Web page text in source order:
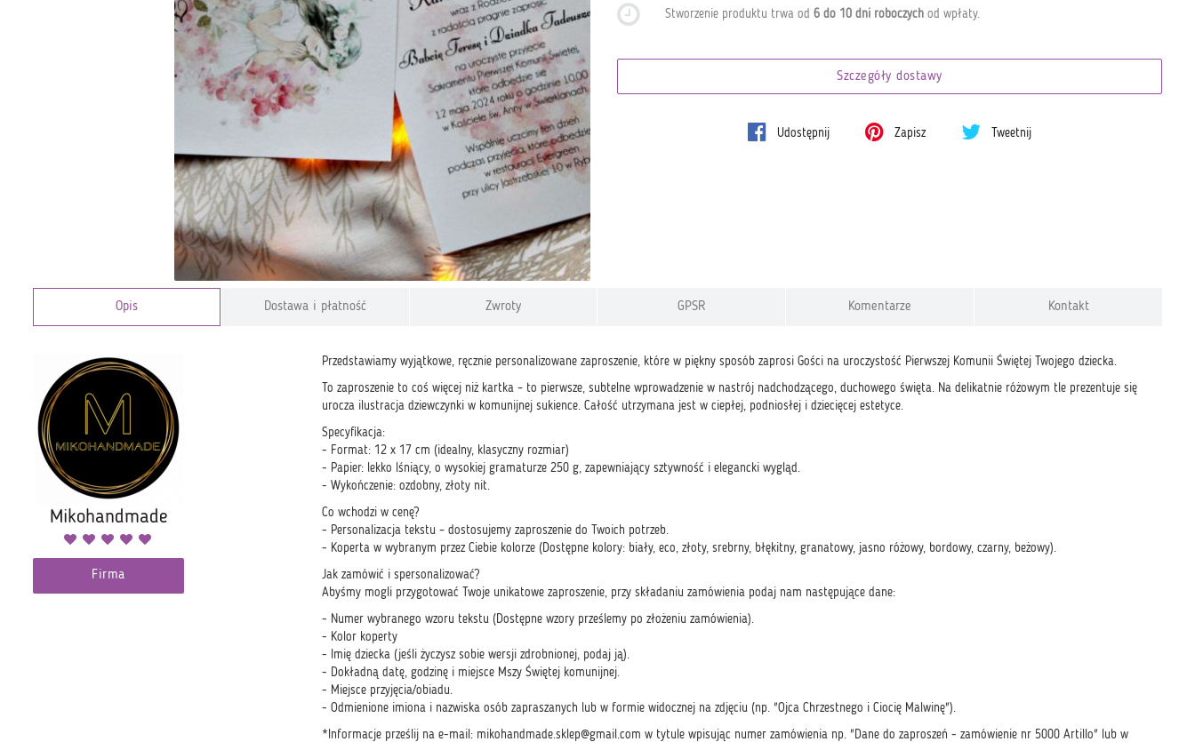
Stworzenie produktu trwa od 6 do 10 dni roboczychod wpłaty.
Szczegóły dostawy
Udostępnij Zapisz Tweetnij
Opis Dostawa i płatność Zwroty GPSR Komentarze Kontakt
Przedstawiamy wyjątkowe, ręcznie personalizowane zaproszenie, które w piękny sposób zaprosi Gości na uroczystość Pierwszej Komunii Świętej Twojego dziecka.
To zaproszenie to coś więcej niż kartka – to pierwsze, subtelne wprowadzenie w nastrój nadchodzącego, duchowego święta. Na delikatnie różowym tle prezentuje się
urocza ilustracja dziewczynki w komunijnej sukience. Całość utrzymana jest w ciepłej, podniosłej i dziecięcej estetyce.
Specyfikacja:
- Format: 12 x 17 cm (idealny, klasyczny rozmiar)
- Papier: lekko lśniący, o wysokiej gramaturze 250 g, zapewniający sztywność i elegancki wygląd.
- Wykończenie: ozdobny, złoty nit.
Co wchodzi w cenę?
- Personalizacja tekstu – dostosujemy zaproszenie do Twoich potrzeb.
- Koperta w wybranym przez Ciebie kolorze (Dostępne kolory: biały, eco, złoty, srebrny, błękitny, granatowy, jasno różowy, bordowy, czarny, beżowy).
Jak zamówić i spersonalizować?
Abyśmy mogli przygotować Twoje unikatowe zaproszenie, przy składaniu zamówienia podaj nam następujące dane:
- Numer wybranego wzoru tekstu (Dostępne wzory prześlemy po złożeniu zamówienia).
- Kolor koperty
- Imię dziecka (jeśli życzysz sobie wersji zdrobnionej, podaj ją).
- Dokładną datę, godzinę i miejsce Mszy Świętej komunijnej.
- Miejsce przyjęcia/obiadu.
- Odmienione imiona i nazwiska osób zapraszanych lub w formie widocznej na zdjęciu (np. "Ojca Chrzestnego i Ciocię Malwinę").
*Informacje prześlij na e-mail: mikohandmade.sklep@gmail.com w tytule wpisując numer zamówienia np. "Dane do zaproszeń - zamówienie nr 5000 Artillo" lub w
Mikohandmade
Firma